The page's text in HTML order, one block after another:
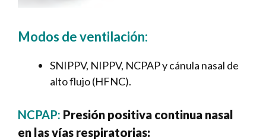
Modos de ventilación:
SNIPPV, NIPPV, NCPAP y cánula nasal de
alto flujo (HFNC).
NCPAP: Presión positiva continua nasal
en las vías respiratorias: